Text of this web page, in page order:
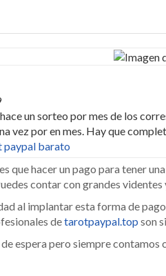
un sorteo por mes de los
vez por en mes. Hay que
paypal barato
que hacer un pago para tener
contar con grandes
al implantar esta forma de
detarotpaypal.top son
espera pero siempre